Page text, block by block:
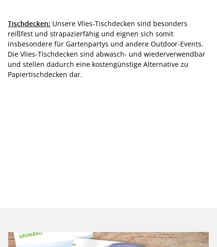
Tischdecken: Unsere Vlies-Tischdecken sind besonders
reißfest und strapazierfähig und eignen sich somit
insbesondere für Gartenpartys und andere Outdoor-Events.
Die Vlies-Tischdecken sind abwasch- und wiederverwendbar
und stellen dadurch eine kostengünstige Alternative zu
Papiertischdecken dar.